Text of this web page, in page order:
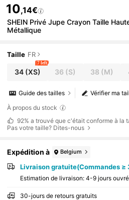
10,14€
SHEIN Privé Jupe Crayon Taille
Métallique
Taille FR
34(XS)
7 left
36 (S) 38 (M)
Vérifier ma
Guide des tailles
À propos du stock
92% a trouvé que c'était conforme à la
Pas votre taille? Dites-nous
Expédition à Belgium
Livraison gratuite(Commandes ≥
Estimation de livraison: 4-9 jours
30-jours de retours gratuits